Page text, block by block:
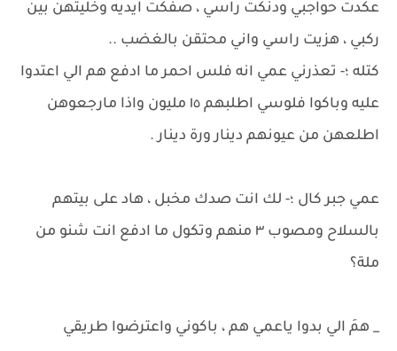
عكدت حواجبي ودنكت راسي ، صفكت ايديه وخليتهن بين
ركبي ، هزيت راسي واني محتقن بالغضب ..
كتله ؛- تعذرني عمي انه فلس احمر ما ادفع هم الي اعتدوا
عليه وباكوا فلوسي اطلبهم ١٥ مليون واذا مارجعوهن
اطلعهن من عيونهم دينار ورة دينار .
عمي جبر كال ؛- لك انت صدك مخبل ، هاد على بيتهم
بالسلاح ومصوب ٣ منهم وتكول ما ادفع انت شنو من
ملة؟
_ همَ الي بدوا ياعمي هم ، باكوني واعترضوا طريقي